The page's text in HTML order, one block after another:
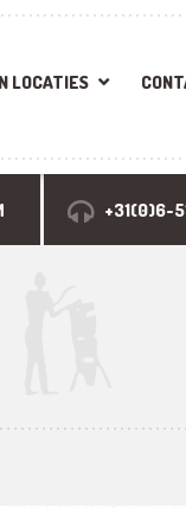
LOCATIES
+31(0)6-